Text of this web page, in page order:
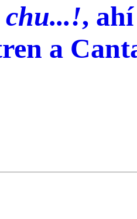
chu...!,
a